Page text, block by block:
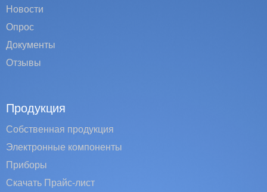
Новости
Опрос
Документы
Отзывы
Продукция
Собственная продукция
Электронные компоненты
Приборы
Скачать Прайс-лист